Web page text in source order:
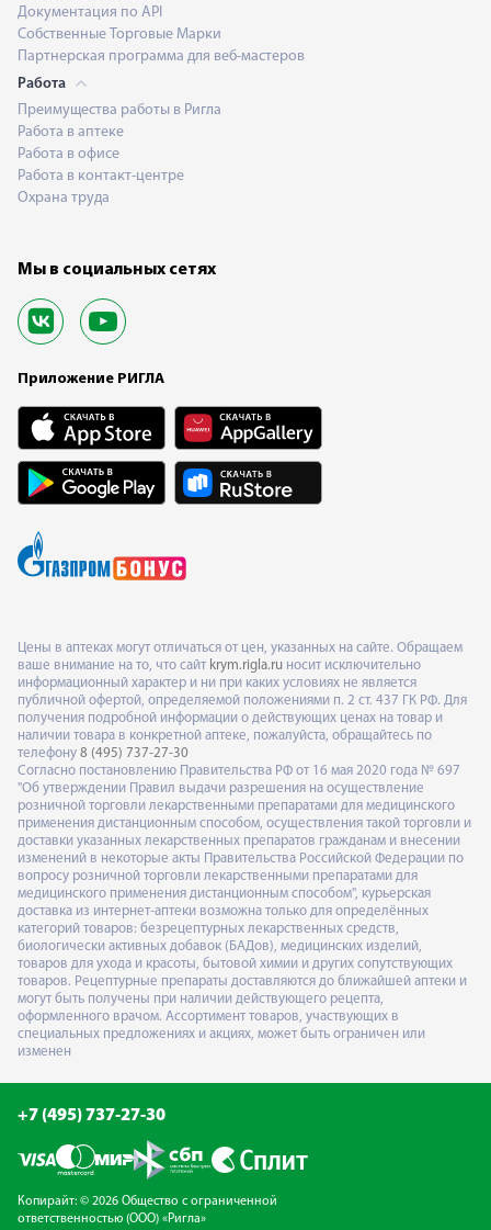
Документация по API
Собственные Торговые Марки
Партнерская программа для веб-мастеров
Работа
Преимущества работы в Ригла
Работа в аптеке
Работа в офисе
Работа в контакт-центре
Охрана труда
Мы в социальных сетях
Приложение РИГЛА
Цены в аптеках могут отличаться от цен, указанных на сайте. Обращаем
ваше внимание на то, что сайт krym.rigla.ru носит исключительно
информационный характер и ни при каких условиях не является
публичной офертой, определяемой положениями п. 2 ст. 437 ГК РФ. Для
получения подробной информации о действующих ценах на товар и
наличии товара в конкретной аптеке, пожалуйста, обращайтесь по
телефону 8 (495) 737-27-30
Согласно постановлению Правительства РФ от 16 мая 2020 года № 697
"Об утверждении Правил выдачи разрешения на осуществление
розничной торговли лекарственными препаратами для медицинского
применения дистанционным способом, осуществления такой торговли и
доставки указанных лекарственных препаратов гражданам и внесении
изменений в некоторые акты Правительства Российской Федерации по
вопросу розничной торговли лекарственными препаратами для
медицинского применения дистанционным способом", курьерская
доставка из интернет-аптеки возможна только для определённых
категорий товаров: безрецептурных лекарственных средств,
биологически активных добавок (БАДов), медицинских изделий,
товаров для ухода и красоты, бытовой химии и других сопутствующих
товаров. Рецептурные препараты доставляются до ближайшей аптеки и
могут быть получены при наличии действующего рецепта,
оформленного врачом. Ассортимент товаров, участвующих в
специальных предложениях и акциях, может быть ограничен или
изменен
+7 (495) 737-27-30
Копирайт: © 2026 Общество с ограниченной
ответственностью (ООО) «Ригла»